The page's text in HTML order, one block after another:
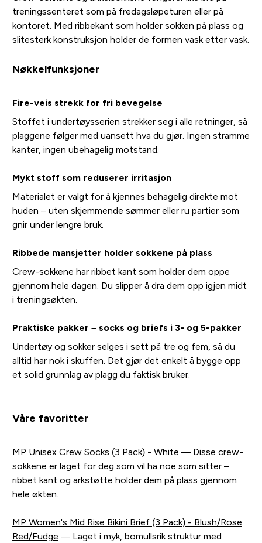
treningssenteret som på fredagsløpeturen eller på
kontoret. Med ribbekant som holder sokken på plass og
slitesterk konstruksjon holder de formen vask etter vask.
Nøkkelfunksjoner
Fire-veis strekk for fri bevegelse
Stoffet i undertøysserien strekker seg i alle retninger, så
plaggene følger med uansett hva du gjør. Ingen stramme
kanter, ingen ubehagelig motstand.
Mykt stoff som reduserer irritasjon
Materialet er valgt for å kjennes behagelig direkte mot
huden – uten skjemmende sømmer eller ru partier som
gnir under lengre bruk.
Ribbede mansjetter holder sokkene på plass
Crew-sokkene har ribbet kant som holder dem oppe
gjennom hele dagen. Du slipper å dra dem opp igjen midt
i treningsøkten.
Praktiske pakker – socks og briefs i 3- og 5-pakker
Undertøy og sokker selges i sett på tre og fem, så du
alltid har nok i skuffen. Det gjør det enkelt å bygge opp
et solid grunnlag av plagg du faktisk bruker.
Våre favoritter
MP Unisex Crew Socks (3 Pack) - White — Disse crew-
sokkene er laget for deg som vil ha noe som sitter –
ribbet kant og arkstøtte holder dem på plass gjennom
hele økten.
MP Women's Mid Rise Bikini Brief (3 Pack) - Blush/Rose
Red/Fudge — Laget i myk, bomullsrik struktur med